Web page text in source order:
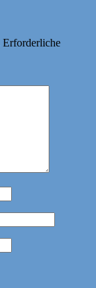
Erforderliche